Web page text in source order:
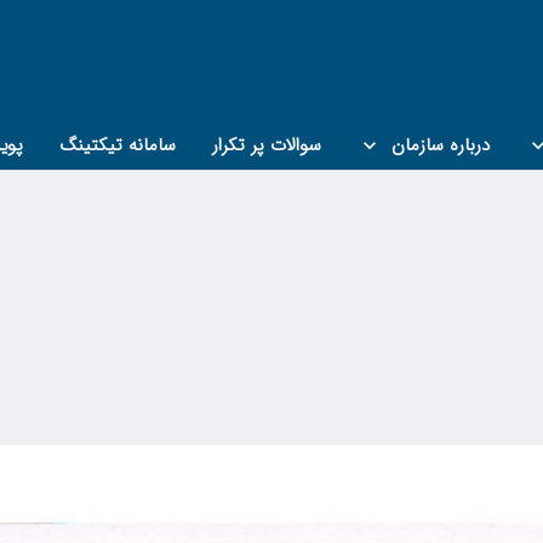
درباره سازمان سوالات پر تکرار سامانه تیکتینگ